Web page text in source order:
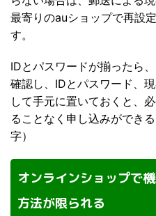
最寄りのauショップで再設
す。
IDとパスワードが揃ったら
確認し、IDとパスワード、
して手元に置いておくと、
ることなく申し込みができ
字）
オンラインショップで
方法が限られる